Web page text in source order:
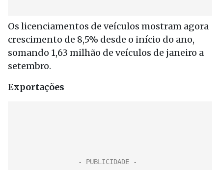
Os licenciamentos de veículos mostram agora
crescimento de 8,5% desde o início do ano,
somando 1,63 milhão de veículos de janeiro a
setembro.
Exportações